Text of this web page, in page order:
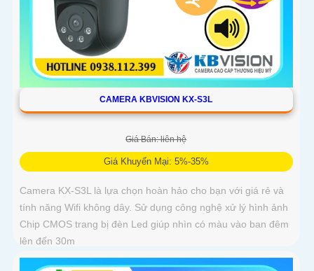
CAMERA KBVISION KX-S3L
Giá Bán: liên hệ
Giá Khuyến Mại: 5%-35%
Camera KX-S3L là lựa chọn hoàn hảo cho bạn với giá rẻ và
tính năng Wifi không dây. Sử dụng công nghệ xử lý hình ảnh
Chip CMOS trang bị đèn Led giúp nhìn có màu vào ban đêm
lên đến 30m